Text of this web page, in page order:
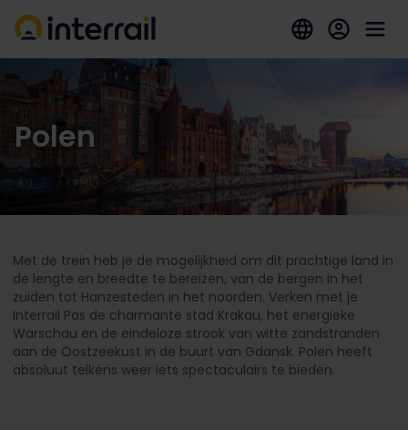
Polen
Met de trein heb je de mogelijkheid om dit prachtige land in
de lengte en breedte te bereizen, van de bergen in het
zuiden tot Hanzesteden in het noorden. Verken met je
Interrail Pas de charmante stad Krakau, het energieke
Warschau en de eindeloze strook van witte zandstranden
aan de Oostzeekust in de buurt van Gdansk. Polen heeft
absoluut telkens weer iets spectaculairs te bieden.